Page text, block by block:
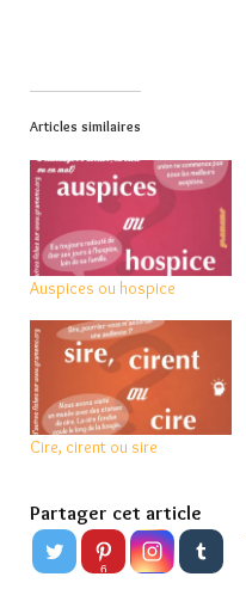
Articles similaires
Auspices ou hospice
Cire, cirent ou sire
Partager cet article
6